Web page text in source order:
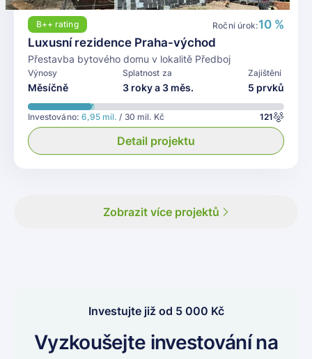
B++ rating Roční úrok:10 %
Luxusní rezidence Praha-východ
Přestavba bytového domu v lokalitě Předboj
Výnosy
Měsíčně
Splatnost za
3 roky a 3 měs.
Zajištění
5 prvků
Investováno: 6,95 mil. / 30 mil. Kč 121
Detail projektu
Zobrazit více projektů
Investujte již od 5 000 Kč
Vyzkoušejte investování na